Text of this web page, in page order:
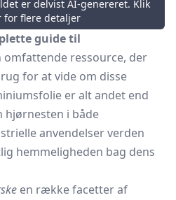
er delvist AI-genereret. Klik
for flere detaljer
guide til
ressource, der
for at vide om disse
er alt andet end
hjørnesten i både
anvendelser verden
hemmeligheden bag dens
en række facetter af